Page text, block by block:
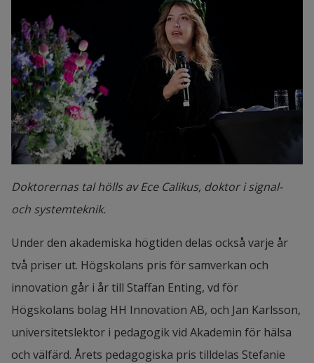
– Professorernas uppgift är att företräda sitt
ämnesområde inom forskning och undervisning,
men också i förhållande till världen utanför
akademin. Professorerna ska bidra till lärosätets
utveckling, vara framåtsträvande och nytänkande,
och de ska vara tydliga med att det är de och deras
Doktorernas tal hölls av Ece Calikus, doktor i signal-
och systemteknik.
Under den akademiska högtiden delas också varje år
två priser ut. Högskolans pris för samverkan och
innovation går i år till Staffan Enting, vd för
Högskolans bolag HH Innovation AB, och Jan Karlsson,
universitetslektor i pedagogik vid Akademin för hälsa
och välfärd. Årets pedagogiska pris tilldelas Stefanie